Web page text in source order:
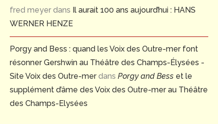
fred meyer dans Il aurait 100 ans aujourd’hui : HANS
WERNER HENZE
Porgy and Bess : quand les Voix des Outre-mer font
résonner Gershwin au Théâtre des Champs-Élysées -
Site Voix des Outre-merdans Porgy and Bess et le
supplément d’âme des Voix des Outre-mer au Théâtre
des Champs-Elysées